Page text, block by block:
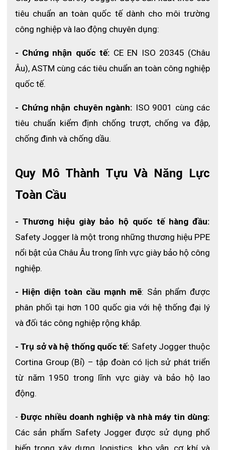
mà còn đảm bảo an toàn cho đôi mắt của bạn trong mọi hoạt
động. Từ việc tham gia các môn thể thao đầy thử thách đến
hoàn hảo để bạn vừa thể hiện phong cách cá nhân, vừa được
bảo vệ an toàn.
Được chế tạo từ vật liệu polycarbonate cao cấp, khung và tròng
kính YOHO vừa nhẹ, vừa bền bỉ. Tròng kính trong suốt với bộ lọc
quang học 2-1.2 giúp bảo vệ tối đa khỏi tia UV có hại và đảm
gắt đến điều kiện thiếu sáng. Với khung và tròng kính chất lượng
cao, YOHO đem lại sự an toàn tuyệt đối cho đôi mắt của bạn
mà không làm mất đi sự thoáng khí và tầm nhìn tự nhiên.
3. Khả năng chống va đập và chống sương mù tuyệt vời
YOHO đạt tiêu chuẩn chống va đập F (45 m/s), đảm bảo an
toàn cho mắt khi tham gia các hoạt động thể thao hoặc làm
việc trong môi trường nguy hiểm. Dù là trận bóng đá căng thẳng
được bảo vệ hoàn toàn khỏi các va đập mạnh. Bên cạnh đó, lớp
phủ chống sương mù đặc biệt trên tròng kính ngăn ngừa sự
hình thành hơi nước, giúp bạn luôn có tầm nhìn rõ ràng trong
tiêu chuẩn an toàn quốc tế dành cho môi trường
công nghiệp và lao động chuyên dụng:
- Chứng nhận quốc tế: CE EN ISO 20345 (Châu
Âu), ASTM cùng các tiêu chuẩn an toàn công nghiệp
quốc tế.
- Chứng nhận chuyên ngành: ISO 9001 cùng các
tiêu chuẩn kiểm định chống trượt, chống va đập,
chống đinh và chống dầu.
Quy Mô Thành Tựu Và Năng Lực
Toàn Cầu
- Thương hiệu giày bảo hộ quốc tế hàng đầu:
Safety Jogger là một trong những thương hiệu PPE
nổi bật của Châu Âu trong lĩnh vực giày bảo hộ công
nghiệp.
- Hiện diện toàn cầu mạnh mẽ: Sản phẩm được
phân phối tại hơn 100 quốc gia với hệ thống đại lý
và đối tác công nghiệp rộng khắp.
- Trụ sở và hệ thống quốc tế: Safety Jogger thuộc
Cortina Group (Bỉ) – tập đoàn có lịch sử phát triển
từ năm 1950 trong lĩnh vực giày và bảo hộ lao
động.
- Được nhiều doanh nghiệp và nhà máy tin dùng:
Các sản phẩm Safety Jogger được sử dụng phổ
biến trong xây dựng, logistics, kho vận, cơ khí và